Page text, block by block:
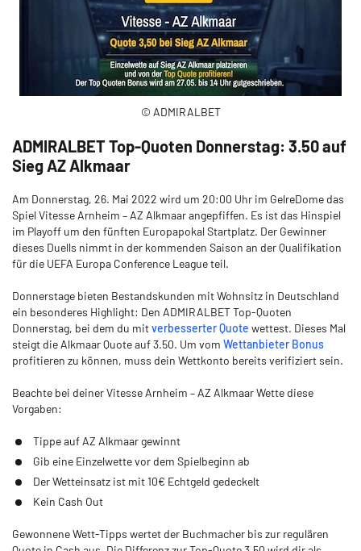
© ADMIRALBET
ADMIRALBET Top-Quoten Donnerstag: 3.50 auf
Sieg AZ Alkmaar
Am Donnerstag, 26. Mai 2022 wird um 20:00 Uhr im GelreDome das
Spiel Vitesse Arnheim – AZ Alkmaar angepfiffen. Es ist das Hinspiel
im Playoff um den fünften Europapokal Startplatz. Der Gewinner
dieses Duells nimmt in der kommenden Saison an der Qualifikation
für die UEFA Europa Conference League teil.
Donnerstage bieten Bestandskunden mit Wohnsitz in Deutschland
ein besonderes Highlight: Den ADMIRALBET Top-Quoten
Donnerstag, bei dem du mitverbesserter Quote wettest. Dieses Mal
steigt die Alkmaar Quote auf 3.50. Um vom Wettanbieter Bonus
profitieren zu können, muss dein Wettkonto bereits verifiziert sein.
Beachte bei deiner Vitesse Arnheim – AZ Alkmaar Wette diese
Vorgaben:
Tippe auf AZ Alkmaar gewinnt
Gib eine Einzelwette vor dem Spielbeginn ab
Der Wetteinsatz ist mit 10€ Echtgeld gedeckelt
Kein Cash Out
Gewonnene Wett-Tipps wertet der Buchmacher bis zur regulären